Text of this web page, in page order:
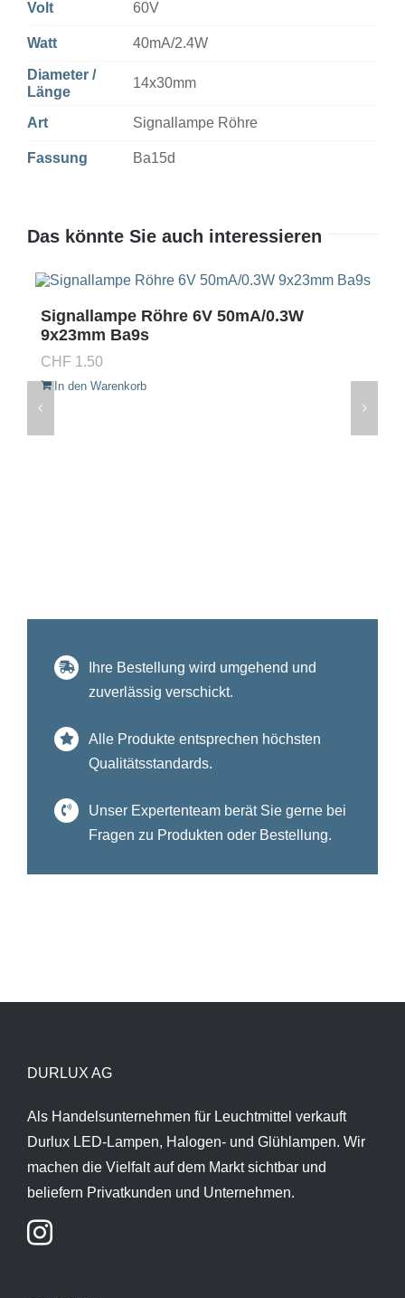
Volt 60V
Watt 40mA/2.4W
Diameter /
Länge
14x30mm
Art Signallampe Röhre
Fassung Ba15d
Das könnte Sie auch interessieren
Signallampe Röhre 6V 50mA/0.3W
9x23mm Ba9s
CHF 1.50
In den Warenkorb
Ihre Bestellung wird umgehend und
zuverlässig verschickt.
Alle Produkte entsprechen höchsten
Qualitätsstandards.
Unser Expertenteam berät Sie gerne bei
Fragen zu Produkten oder Bestellung.
DURLUX AG
Als Handelsunternehmen für Leuchtmittel verkauft
Durlux LED-Lampen, Halogen- und Glühlampen. Wir
machen die Vielfalt auf dem Markt sichtbar und
beliefern Privatkunden und Unternehmen.